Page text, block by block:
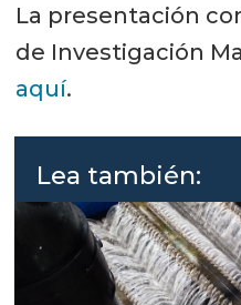
La presentación
de Investigación
aquí.
Lea también: